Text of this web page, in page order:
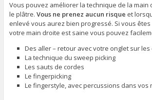
Vous pouvez améliorer la technique de la main
le plâtre. Vous ne prenez aucun risque et
enlevé vous aurez bien progressé. Si vous
votre main droite est saine vous pouvez
Des aller – retour avec votre onglet sur les
La technique du sweep picking
Les sauts de cordes
Le fingerpicking
Le fingerstyle, avec percussions dans vos